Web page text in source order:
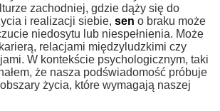
zachodniej, gdzie dąży się do
i realizacji siebie, sen o braku może
niedosytu lub niespełnienia. Może
relacjami międzyludzkimi czy
W kontekście psychologicznym, taki
że nasza podświadomość próbuje
życia, które wymagają naszej